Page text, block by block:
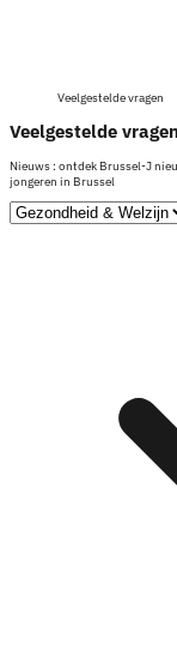
Veelgestelde vragen
Veelgestelde vragen
Nieuws : ontdek Brussel-J
jongeren in Brussel